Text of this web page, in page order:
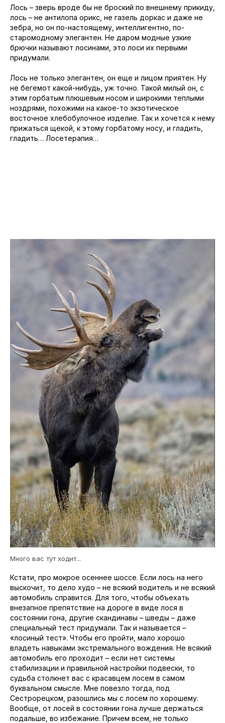
Лось – зверь вроде бы не броский по внешнему прикиду,
лось – не антилопа орикс, не газель доркас и даже не
зебра, но он по-настоящему, интеллигентно, по-
старомодному элегантен. Не даром модные узкие
брючки называют лосинами, это лоси их первыми
придумали.
Лось не только элегантен, он еще и лицом приятен. Ну
не бегемот какой-нибудь, уж точно. Такой милый он, с
этим горбатым плюшевым носом и широкими теплыми
ноздрями, похожими на какое-то экзотическое
восточное хлебобулочное изделие. Так и хочется к нему
прижаться щекой, к этому горбатому носу, и гладить,
гладить… Лосетерапия…
Много вас тут ходит...
Кстати, про мокрое осеннее шоссе. Если лось на него
выскочит, то дело худо – не всякий водитель и не всякий
автомобиль справится. Для того, чтобы объехать
внезапное препятствие на дороге в виде лося в
состоянии гона, другие скандинавы – шведы – даже
специальный тест придумали. Так и называется –
«лосиный тест». Чтобы его пройти, мало хорошо
владеть навыками экстремального вождения. Не всякий
автомобиль его проходит – если нет системы
стабилизации и правильной настройки подвески, то
судьба столкнет вас с красавцем лосем в самом
буквальном смысле. Мне повезло тогда, под
Сестрорецком, разошлись мы с лосем по хорошему.
Вообще, от лосей в состоянии гона лучше держаться
подальше, во избежание. Причем всем, не только